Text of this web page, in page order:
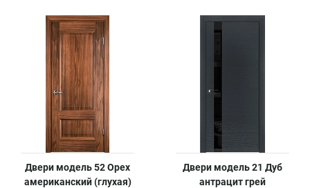
Двери модель 52 Орех
американский (глухая)
Двери модель 21 Дуб
антрацит грей